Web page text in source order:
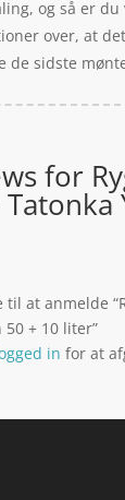
og så er du
over, at
de sidste
for
at anmelde
50 + 10 liter”
in for at